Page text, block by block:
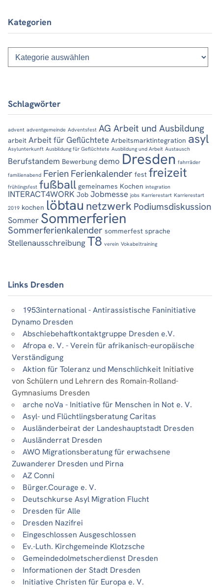
Kategorien
Kategorien
Schlagwörter
advent adventgemeinde Adventsfest AG Arbeit und Ausbildung
arbeit Arbeit für Geflüchtete Arbeitsmarktintegration asyl
Asylunterkunft Ausbildung für Geflüchtete Ausbildung und Arbeit Austausch
Berufstandem Bewerbung demo Dresden fahrräder
familienabend Ferien Ferienkalender fest freizeit
frühlingsfest fußball gemeinames Kochen integration
INTERACT4WORK Job Jobmesse jobs Karrierestart Karrierestart
2019 kochen löbtau netzwerk Podiumsdiskussion
Sommer Sommerferien
Sommerferienkalender sommerfest sprache
Stellenausschreibung T8 verein Vokabeltraining
Links Dresden
1953international - Antirassistische Faninitiative
Dynamo Dresden
Abschiebehaftkontaktgruppe Dresden e.V.
Afropa e. V. - Verein für afrikanisch-europäische
Verständigung
Aktion für Toleranz und Menschlichkeit Initiative
von Schülern und Lehrern des Romain-Rolland-
Gymnasiums Dresden
arche noVa - Initiative für Menschen in Not e. V.
Asyl- und Flüchtlingsberatung Caritas
Ausländerbeirat der Landeshauptstadt Dresden
Ausländerrat Dresden
AWO Migrationsberatung für erwachsene
Zuwanderer Dresden und Pirna
AZ Conni
Bürger.Courage e. V.
Deutschkurse Asyl Migration Flucht
Dresden für Alle
Dresden Nazifrei
Eingeschlossen Ausgeschlossen
Ev.-Luth. Kirchgemeinde Klotzsche
Gemeindedolmetscherdienst Dresden
Informationen der Stadt Dresden
Initiative Christen für Europa e. V.